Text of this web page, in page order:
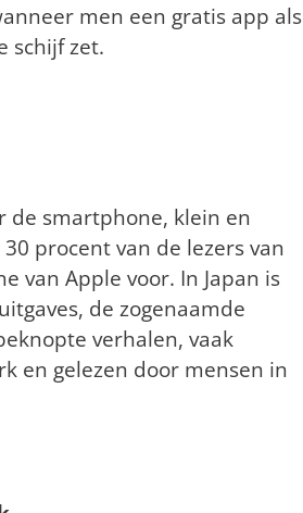
men een gratis app als
schijf zet.
de smartphone, klein en
procent van de lezers van
van Apple voor. In Japan is
de zogenaamde
verhalen, vaak
en gelezen door mensen in